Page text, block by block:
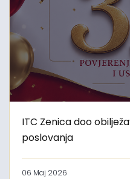
ITC Zenica doo
poslovanja
06 Maj 2026